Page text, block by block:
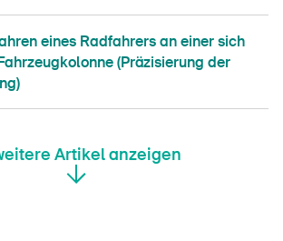
eines Radfahrers an einer sich
(Präzisierung der
Artikel anzeigen